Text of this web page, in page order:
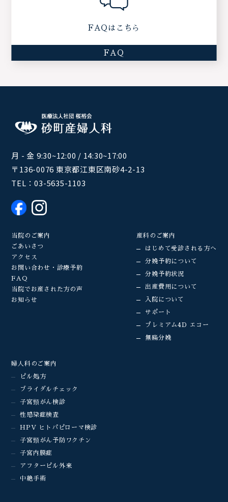
FAQはこちら
FAQ
月 - 金 9:30~12:00 / 14:30~17:00
〒136-0076 東京都江東区南砂4-2-13
TEL：03-5635-1103
当院のご案内
ごあいさつ
アクセス
お問い合わせ・診療予約
FAQ
当院でお産された方の声
お知らせ
産科のご案内
はじめて受診される方へ
分娩予約について
分娩予約状況
出産費用について
入院について
サポート
プレミアム4D エコー
無痛分娩
婦人科のご案内
ピル処方
ブライダルチェック
子宮頸がん検診
性感染症検査
HPV ヒトパピローマ検診
子宮頸がん予防ワクチン
子宮内膜症
アフターピル外来
中絶手術